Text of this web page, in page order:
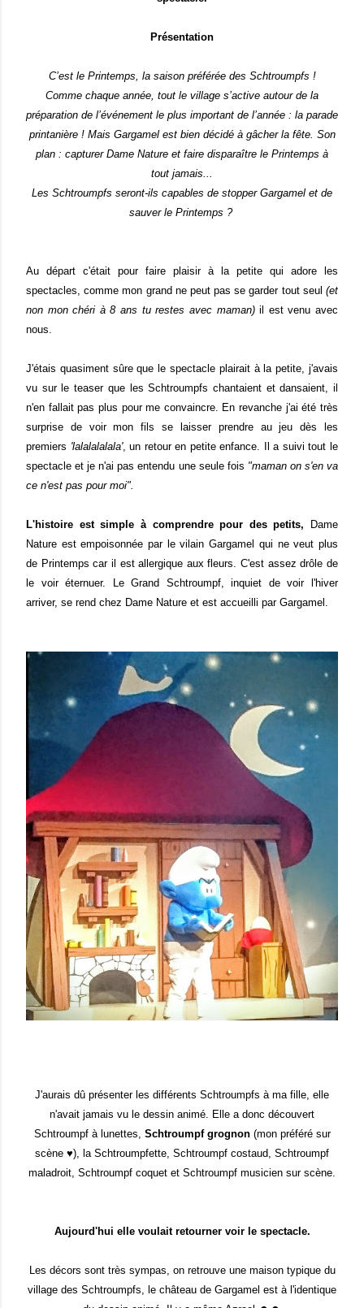
Présentation
C’est le Printemps, la saison préférée des Schtroumpfs !
Comme chaque année, tout le village s’active autour de la
préparation de l’événement le plus important de l’année : la parade
printanière ! Mais Gargamel est bien décidé à gâcher la fête. Son
plan : capturer Dame Nature et faire disparaître le Printemps à
tout jamais...
Les Schtroumpfs seront-ils capables de stopper Gargamel et de
sauver le Printemps ?
Au départ c'était pour faire plaisir à la petite qui adore les
spectacles, comme mon grand ne peut pas se garder tout seul (et
non mon chéri à 8 ans tu restes avec maman)il est venu avec
nous.
J'étais quasiment sûre que le spectacle plairait à la petite, j'avais
vu sur le teaser que les Schtroumpfs chantaient et dansaient, il
n'en fallait pas plus pour me convaincre. En revanche j'ai été très
surprise de voir mon fils se laisser prendre au jeu dès les
premiers 'lalalalalala', un retour en petite enfance. Il a suivi tout le
spectacle et je n'ai pas entendu une seule fois "maman on s'en va
ce n'est pas pour moi".
L'histoire est simple à comprendre pour des petits, Dame
Nature est empoisonnée par le vilain Gargamel qui ne veut plus
de Printemps car il est allergique aux fleurs. C'est assez drôle de
le voir éternuer. Le Grand Schtroumpf, inquiet de voir l'hiver
arriver, se rend chez Dame Nature et est accueilli par Gargamel.
J'aurais dû présenter les différents Schtroumpfs à ma fille, elle
n'avait jamais vu le dessin animé. Elle a donc découvert
Schtroumpf à lunettes, Schtroumpf grognon(mon préféré sur
scène ♥), la Schtroumpfette, Schtroumpf costaud, Schtroumpf
maladroit, Schtroumpf coquet et Schtroumpf musicien sur scène.
Aujourd'hui elle voulait retourner voir le spectacle.
Les décors sont très sympas, on retrouve une maison typique du
village des Schtroumpfs, le château de Gargamel est à l'identique